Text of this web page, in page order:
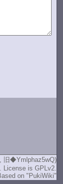
旧◆Ymlphaz5wQ)
. License is GPLv2.
on "PukiWiki"